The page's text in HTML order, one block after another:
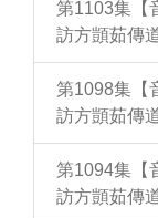
第1103集【
訪方顗茹傳
第1098集【
訪方顗茹傳
第1094集【
訪方顗茹傳